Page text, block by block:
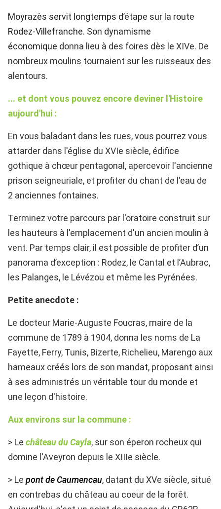
Moyrazès servit longtemps d’étape sur la route
Rodez-Villefranche. Son dynamisme
économique donna lieu à des foires dès le XIVe. De
nombreux moulins tournaient sur les ruisseaux des
alentours.
... et dont vous pouvez encore deviner l'Histoire
aujourd'hui :
En vous baladant dans les rues, vous pourrez vous
attarder dans l'église du XVIe siècle, édifice
gothique à chœur pentagonal, apercevoir l'ancienne
prison seigneuriale, et profiter du chant de l'eau de
2 anciennes fontaines.
Terminez votre parcours par l'oratoire construit sur
les hauteurs à l'emplacement d'un ancien moulin à
vent. Par temps clair, il est possible de profiter d’un
panorama d’exception : Rodez, le Cantal et l’Aubrac,
les Palanges, le Lévézou et même les Pyrénées.
Petite anecdote :
Le docteur Marie-Auguste Foucras, maire de la
commune de 1789 à 1904, donna les noms de La
Fayette, Ferry, Tunis, Bizerte, Richelieu, Marengo aux
hameaux créés lors de son mandat, proposant ainsi
à ses administrés un véritable tour du monde et
une leçon d'histoire.
Aux environs sur la commune :
> Le château du Cayla, sur son éperon rocheux qui
domine l'Aveyron depuis le XIIIe siècle.
> Le pont de Caumencau, datant du XVe siècle, situé
en contrebas du château au coeur de la forêt.